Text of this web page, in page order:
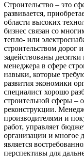
Строительство – это
развивается,
области высоких
бизнес связан со
тепло- или
строительством дорог
задействованы
менеджера в сфере
навыки, которые
развития экономики
специалист хорошо
строительной сферы –
реконструкции.
производителями и
работ, управляет
организации и многое
является
перспективы для